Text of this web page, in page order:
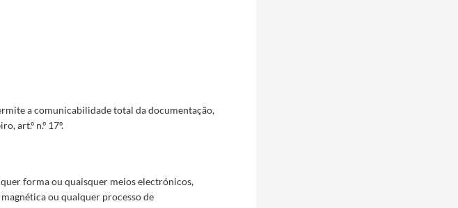
a comunicabilidade total da documentação,
art.º n.º 17º.
forma ou quaisquer meios electrónicos,
ou qualquer processo de